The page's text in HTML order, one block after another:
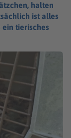
halten
ist alles
ein tierisches